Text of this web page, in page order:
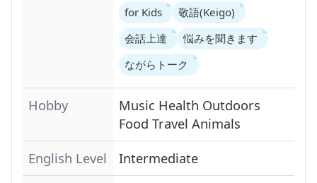
for Kids
敬語(Keigo)
会話上達
悩みを聞きます
ながらトーク
Hobby Music Health Outdoors
Food Travel Animals
English Level
Intermediate